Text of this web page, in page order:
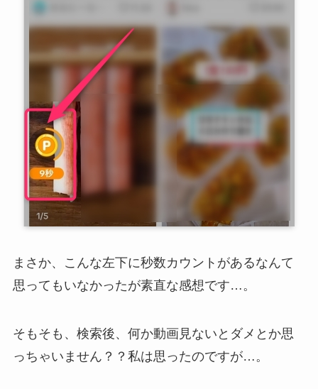
まさか、こんな左下に秒数カウントがあるなんて
思ってもいなかったが素直な感想です…。
そもそも、検索後、何か動画見ないとダメとか思
っちゃいません？？私は思ったのですが…。